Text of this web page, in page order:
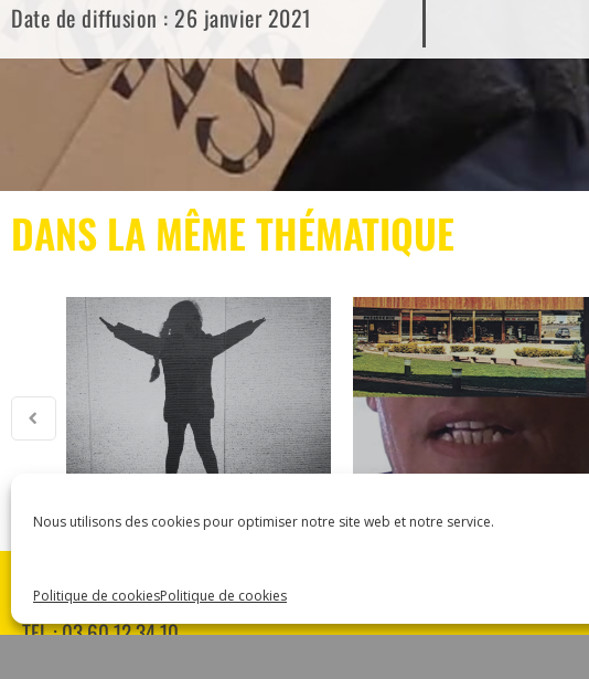
Nous utilisons des cookies pour optimiser notre site web et notre service.
Politique de cookiesPolitique de cookies
Date de diffusion : 26 janvier 2021
DANS LA MÊME THÉMATIQUE
18 RUE DES MAJOTS 80000 AMIENS
TÉL : 03 60 12 34 10